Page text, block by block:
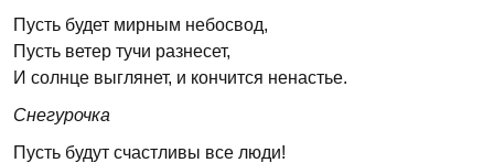
Пусть будет мирным небосвод,
Пусть ветер тучи разнесет,
И солнце выглянет, и кончится ненастье.
Снегурочка
Пусть будут счастливы все люди!